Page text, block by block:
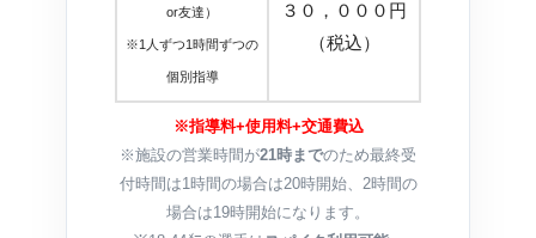
or友達）
※1人ずつ1時間ずつの
個別指導
３０，０００円
（税込）
※指導料+使用料+交通費込
※施設の営業時間が21時までのため最終受
付時間は1時間の場合は20時開始、2時間の
場合は19時開始になります。